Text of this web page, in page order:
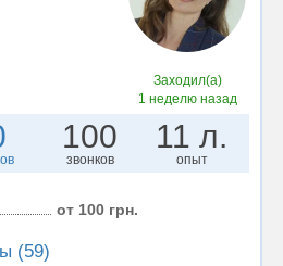
Заходил(а)
1 неделю назад
100
звонков
11 л.
опыт
от 100 грн.
(59)